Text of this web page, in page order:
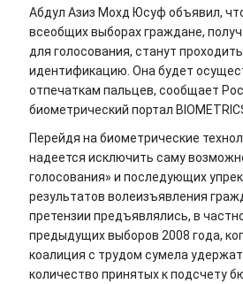
Абдул Азиз Мохд Юсуф объявил,
всеобщих выборах граждане,
для голосования, станут
идентификацию. Она будет
отпечаткам пальцев, сообщает
биометрический портал
Перейдя на биометрические
надеется исключить саму
голосования» и последующих
результатов волеизъявления
претензии предъявлялись, в
предыдущих выборов 2008 года,
коалиция с трудом сумела
количество принятых к подсчету